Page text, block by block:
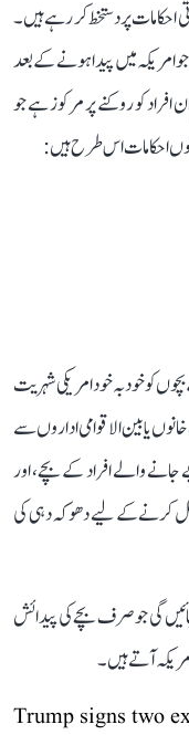
کہ وہ امیگریشن سے متعلق 2 صدارتی احکامات پر دستخط کر رہے ہیں۔
امریکہ میں پیدا ہونے کے بعد
افراد کو روکنے پر مرکوز ہے جو
احکامات اس طرح ہیں:
خود بہ خود امریکی شہریت
یا بین الاقوامی اداروں سے
جانے والے افراد کے بچے، اور
کرنے کے لیے دھوکہ دہی کی
گی جو صرف بچے کی پیدائش
آتے ہیں۔
Trump signs two